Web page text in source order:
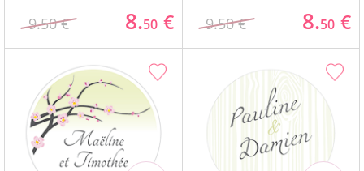
9.50 € 8.50 € 9.50 € 8.50 €